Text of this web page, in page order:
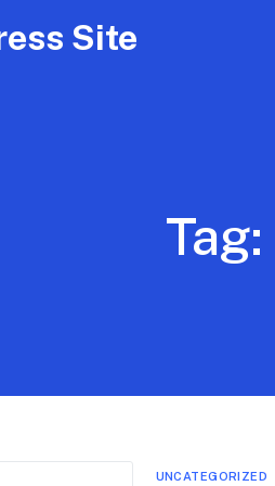
Site
Tag:
UNCATEGORIZED